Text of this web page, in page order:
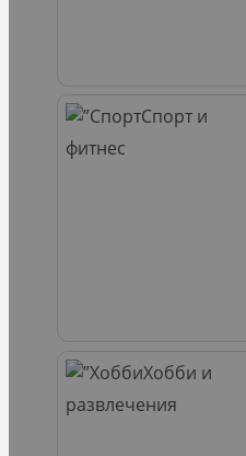
Спорт и
фитнес
Хобби и
развлечения